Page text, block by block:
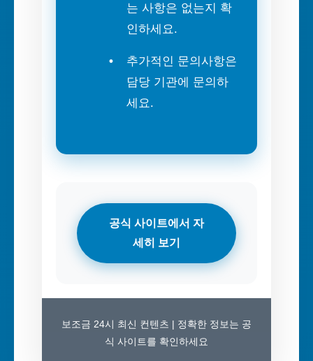
는 사항은 없는지 확
인하세요.
추가적인 문의사항은
담당 기관에 문의하
세요.
공식 사이트에서 자
세히 보기
보조금 24시 최신 컨텐츠 | 정확한 정보는 공
식 사이트를 확인하세요